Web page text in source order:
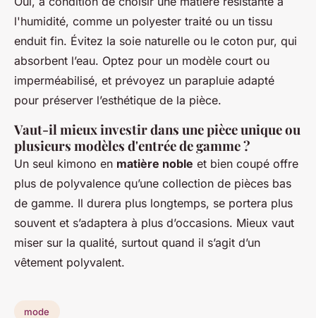
l'humidité, comme un polyester traité ou un tissu
enduit fin. Évitez la soie naturelle ou le coton pur, qui
absorbent l’eau. Optez pour un modèle court ou
imperméabilisé, et prévoyez un parapluie adapté
pour préserver l’esthétique de la pièce.
Vaut-il mieux investir dans une pièce unique ou
plusieurs modèles d'entrée de gamme ?
Un seul kimono en matière noble et bien coupé offre
plus de polyvalence qu’une collection de pièces bas
de gamme. Il durera plus longtemps, se portera plus
souvent et s’adaptera à plus d’occasions. Mieux vaut
miser sur la qualité, surtout quand il s’agit d’un
vêtement polyvalent.
mode